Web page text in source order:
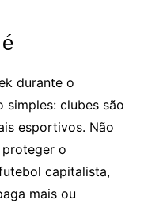
durante o
clubes são
esportivos. Não
o
capitalista,
mais ou